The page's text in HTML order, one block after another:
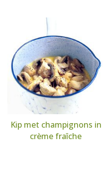
Kip met champignons in
crème fraîche